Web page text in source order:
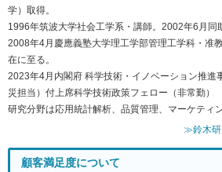
学）取得。
1996年筑波大学社会工学系・講師。2002年6月同
2008年4月慶應義塾大学理工学部管理工学科・准
在に至る。
2023年4月内閣府 科学技術・イノベーション推進
災担当）付上席科学技術政策フェロー（非常勤）
研究分野は応用統計解析、品質管理、マーケティン
≫鈴木研
顧客満足度について